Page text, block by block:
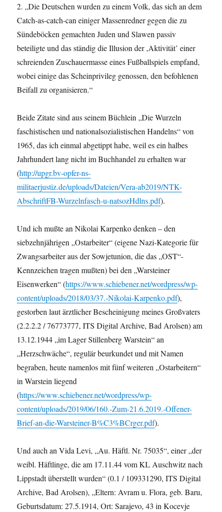
2. „Die Deutschen wurden zu einem Volk, das sich an dem
Catch-as-catch-can einiger Massenredner gegen die zu
Sündeböcken gemachten Juden und Slawen passiv
beteiligte und das ständig die Illusion der ,Aktivität’ einer
schreienden Zuschauermasse eines Fußballspiels empfand,
wobei einige das Scheinprivileg genossen, den befohlenen
Beifall zu organisieren.“
Beide Zitate sind aus seinem Büchlein „Die Wurzeln
faschistischen und nationalsozialistischen Handelns“ von
1965, das ich einmal abgetippt habe, weil es ein halbes
Jahrhundert lang nicht im Buchhandel zu erhalten war
(http://upgr.bv-opfer-ns-
militaerjustiz.de/uploads/Dateien/Vera-ab2019/NTK-
AbschriftFB-Wurzelnfasch-u-natsozHdlns.pdf).
Und ich mußte an Nikolai Karpenko denken – den
siebzehnjährigen „Ostarbeiter“ (eigene Nazi-Kategorie für
Zwangsarbeiter aus der Sowjetunion, die das „OST“-
Kennzeichen tragen mußten) bei den „Warsteiner
Eisenwerken“ (https://www.schiebener.net/wordpress/wp-
content/uploads/2018/03/37.-Nikolai-Karpenko.pdf),
gestorben laut ärztlicher Bescheinigung meines Großvaters
(2.2.2.2 / 76773777, ITS Digital Archive, Bad Arolsen) am
13.12.1944 „im Lager Stillenberg Warstein“ an
„Herzschwäche“, regulär beurkundet und mit Namen
begraben, heute namenlos mit fünf weiteren „Ostarbeitern“
in Warstein liegend
(https://www.schiebener.net/wordpress/wp-
content/uploads/2019/06/160.-Zum-21.6.2019.-Offener-
Brief-an-die-Warsteiner-B%C3%BCrger.pdf).
Und auch an Vida Levi, „Au. Häftl. Nr. 75035“, einer „der
weibl. Häftlinge, die am 17.11.44 vom KL Auschwitz nach
Lippstadt überstellt wurden“ (0.1 / 109331290, ITS Digital
Archive, Bad Arolsen), „Eltern: Avram u. Flora, geb. Baru,
Geburtsdatum: 27.5.1914, Ort: Sarajevo, 43 in Kocevje